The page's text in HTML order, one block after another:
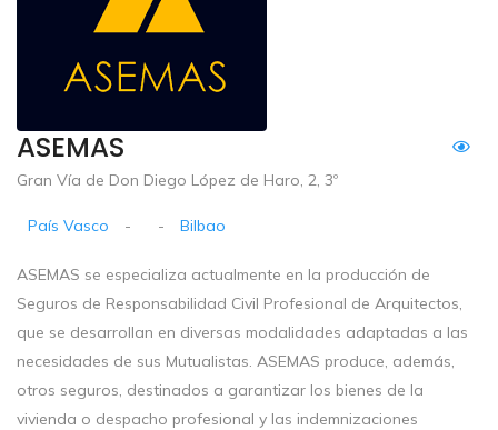
ASEMAS
Gran Vía de Don Diego López de Haro, 2, 3º
País Vasco - - Bilbao
ASEMAS se especializa actualmente en la producción de
Seguros de Responsabilidad Civil Profesional de Arquitectos,
que se desarrollan en diversas modalidades adaptadas a las
necesidades de sus Mutualistas. ASEMAS produce, además,
otros seguros, destinados a garantizar los bienes de la
vivienda o despacho profesional y las indemnizaciones